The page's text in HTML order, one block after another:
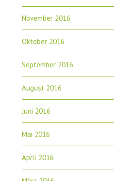
November 2016
Oktober 2016
September 2016
August 2016
Juni 2016
Mai 2016
April 2016